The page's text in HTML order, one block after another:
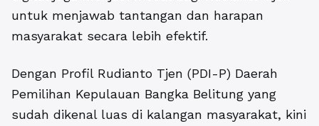
untuk menjawab tantangan dan harapan
masyarakat secara lebih efektif.
Dengan Profil Rudianto Tjen (PDI-P) Daerah
Pemilihan Kepulauan Bangka Belitung yang
sudah dikenal luas di kalangan masyarakat, kini